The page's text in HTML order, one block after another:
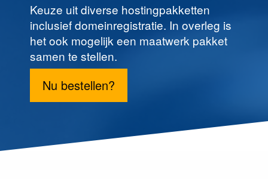
Keuze uit diverse hostingpakketten
inclusief domeinregistratie. In overleg is
het ook mogelijk een maatwerk pakket
samen te stellen.
Nu bestellen?